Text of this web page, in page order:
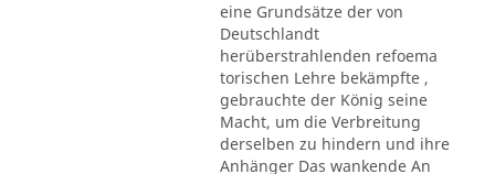
eine Grundsätze der von
Deutschlandt
herüberstrahlenden refoema
torischen Lehre bekämpfte ,
gebrauchte der König seine
Macht, um die Verbreitung
derselben zu hindern und ihre
Anhänger Das wankende An